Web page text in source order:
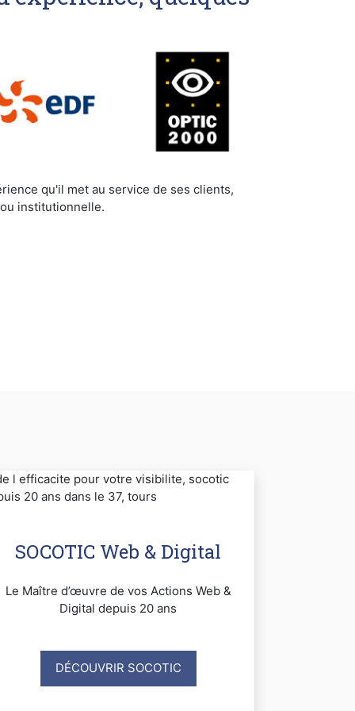
qu'il met au service de ses clients,
institutionnelle.
SOCOTIC Web & Digital
Le Maître d’œuvre de vos Actions Web &
Digital depuis 20 ans
DÉCOUVRIR SOCOTIC